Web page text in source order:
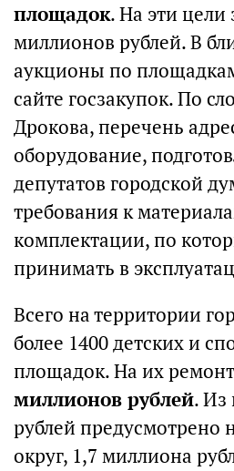
площадок. На эти цели
миллионов рублей. В
аукционы по
сайте госзакупок. По
Дрокова, перечень
оборудование,
депутатов городской
требования к
комплектации, по
принимать в
Всего на территории
более 1400 детских и
площадок. На их
миллионов рублей. Из
рублей предусмотрено
округ, 1,7 миллиона